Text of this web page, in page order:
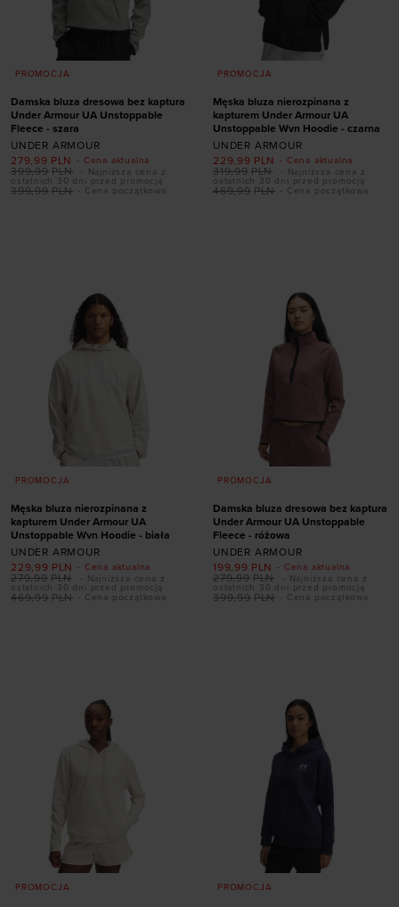
PROMOCJA
Damska bluza dresowa bez kaptura
Under Armour UA Unstoppable
Fleece - szara
UNDER ARMOUR
- Cena aktualna
279,99 PLN
- Cena początkowa
399,99 PLN
399,99 PLN
- Najniższa cena z
ostatnich 30 dni przed promocją
PROMOCJA
Męska bluza nierozpinana z
kapturem Under Armour UA
Unstoppable Wvn Hoodie - czarna
UNDER ARMOUR
- Cena aktualna
229,99 PLN
- Cena początkowa
469,99 PLN
319,99 PLN
- Najniższa cena z
ostatnich 30 dni przed promocją
PROMOCJA
Męska bluza nierozpinana z
kapturem Under Armour UA
Unstoppable Wvn Hoodie - biała
UNDER ARMOUR
- Cena aktualna
229,99 PLN
- Cena początkowa
469,99 PLN
279,99 PLN
- Najniższa cena z
ostatnich 30 dni przed promocją
PROMOCJA
Dodaj produkt w
Damska bluza dresowa bez kaptura
Under Armour UA Unstoppable
Fleece - różowa
UNDER ARMOUR
- Cena aktualna
199,99 PLN
- Cena początkowa
399,99 PLN
279,99 PLN
- Najniższa cena z
ostatnich 30 dni przed promocją
PROMOCJA PROMOCJA